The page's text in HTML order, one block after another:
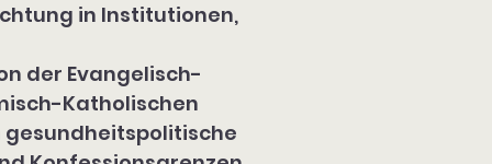
in Institutionen,
der Evangelisch-
Katholischen
gesundheitspolitische